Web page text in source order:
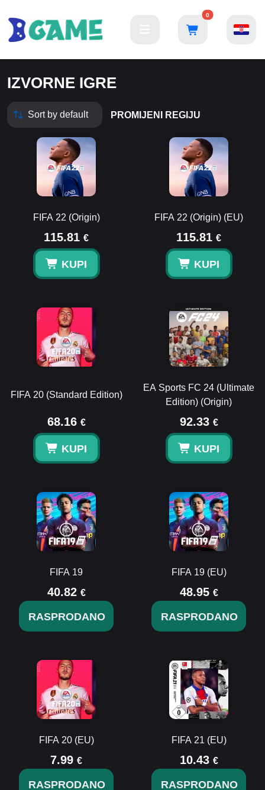
0
IZVORNE IGRE
PROMIJENI REGIJU
FIFA 22 (Origin)
115.81 €
KUPI
FIFA 22 (Origin) (EU)
115.81 €
KUPI
FIFA 20 (Standard Edition)
68.16 €
KUPI
EA Sports FC 24 (Ultimate
Edition) (Origin)
92.33 €
KUPI
FIFA 19
40.82 €
RASPRODANO
FIFA 19 (EU)
48.95 €
RASPRODANO
FIFA 20 (EU)
7.99 €
RASPRODANO
FIFA 21 (EU)
10.43 €
RASPRODANO